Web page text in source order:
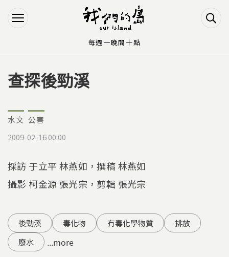
Jump to Navigation
Jump to Main content
您在這裡
查探後勁溪
水文 公害
2009-02-16 00:00
採訪 于立平 林燕如，撰稿 林燕如
攝影 柯金源 張光宗，剪輯 張光宗
後勁溪 毒化物 有毒化學物質
排放
廢水
...more
每週一晚間十點